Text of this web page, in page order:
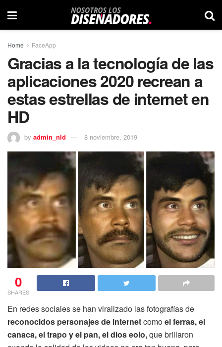
Home FaceApp
Gracias a la tecnología de las
aplicaciones 2020 recrean a
estas estrellas de internet en
HD
by admin_nld 8 noviembre, 2019
0
SHARES
En redes sociales se han viralizado las fotografías de
reconocidos personajes de internetcomoel ferras, el
canaca, el trapo y el pan, el dios eolo,que brillaron